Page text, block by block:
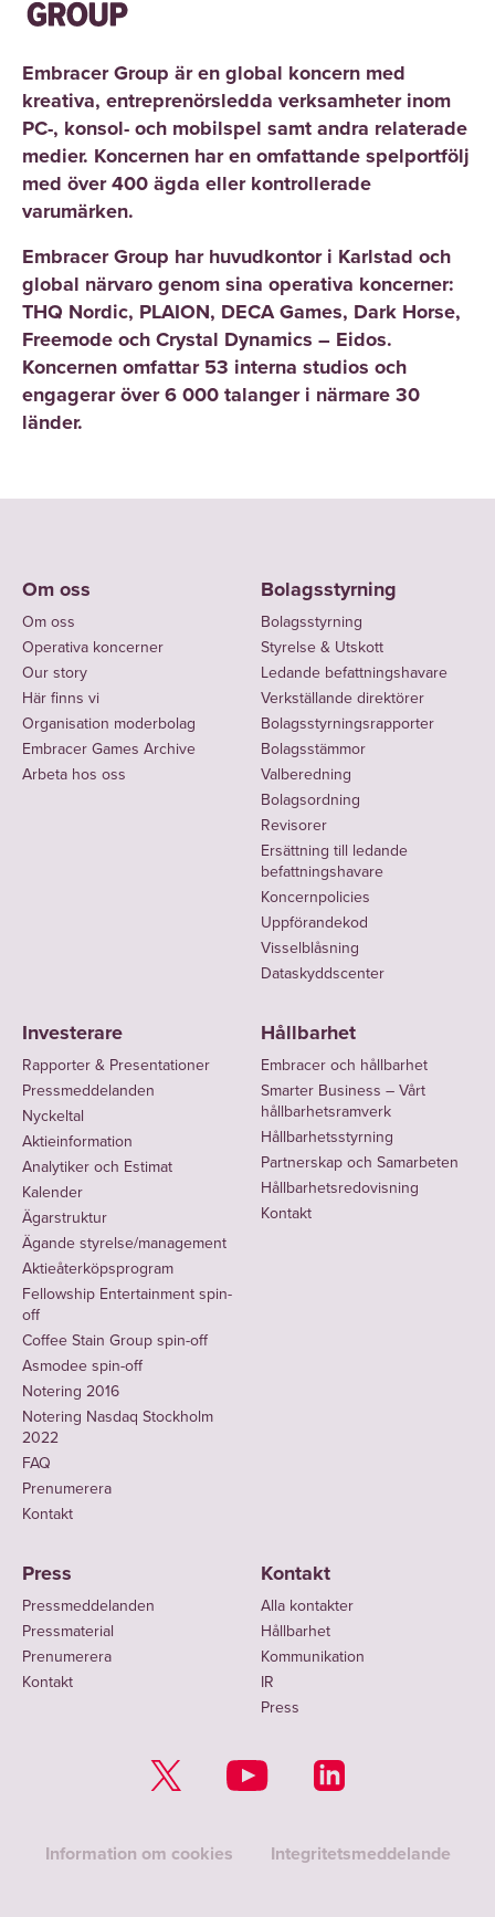
Embracer Group är en global koncern med
kreativa, entreprenörsledda verksamheter inom
PC-, konsol- och mobilspel samt andra relaterade
medier. Koncernen har en omfattande spelportfölj
med över 400 ägda eller kontrollerade
varumärken.
Embracer Group har huvudkontor i Karlstad och
global närvaro genom sina operativa koncerner:
THQ Nordic, PLAION, DECA Games, Dark Horse,
Freemode och Crystal Dynamics – Eidos.
Koncernen omfattar 53 interna studios och
engagerar över 6 000 talanger i närmare 30
länder.
Om oss
Om oss
Operativa koncerner
Our story
Här finns vi
Organisation moderbolag
Embracer Games Archive
Arbeta hos oss
Bolagsstyrning
Bolagsstyrning
Styrelse & Utskott
Ledande befattningshavare
Verkställande direktörer
Bolagsstyrningsrapporter
Bolagsstämmor
Valberedning
Bolagsordning
Revisorer
Ersättning till ledande
befattningshavare
Koncernpolicies
Uppförandekod
Visselblåsning
Dataskyddscenter
Investerare
Rapporter & Presentationer
Pressmeddelanden
Nyckeltal
Aktieinformation
Analytiker och Estimat
Kalender
Ägarstruktur
Ägande styrelse/management
Aktieåterköpsprogram
Fellowship Entertainment spin-
off
Coffee Stain Group spin-off
Asmodee spin-off
Notering 2016
Notering Nasdaq Stockholm
2022
FAQ
Prenumerera
Kontakt
Hållbarhet
Embracer och hållbarhet
Smarter Business – Vårt
hållbarhetsramverk
Hållbarhetsstyrning
Partnerskap och Samarbeten
Hållbarhetsredovisning
Kontakt
Press
Pressmeddelanden
Pressmaterial
Prenumerera
Kontakt
Kontakt
Alla kontakter
Hållbarhet
Kommunikation
IR
Press
Information om cookies Integritetsmeddelande